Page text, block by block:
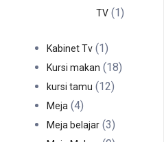
TV
11
Kabinet Tv 11
Produk
Kursi makan 1818
kursi tamu 1212
Meja 44
Produk
Meja belajar 33